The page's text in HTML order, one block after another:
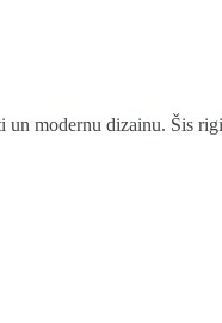
un modernu dizainu. Šis